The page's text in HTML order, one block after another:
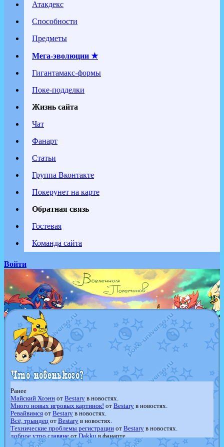
Атакдекс
Способности
Предметы
Мега-эволюции ★
Гигантамакс-формы
Поке-подделки
Жизнь сайта
Чат
Фанарт
Статьи
Группа Вконтакте
Покерунет на карте
Обратная связь
Гостевая
Команда сайта
Войти
Ранее
Майский Хоэннот Bestaryв новостях.
Много новых игровых картинок! от Bestaryв новостях.
Ревайвимсяот Bestaryв новостях.
Всё, трындецот Bestaryв новостях.
Технические проблемы регистрацииот Bestaryв новостях.
доброе утро славянеот Dakku в фанарте.
Йолда и Мимикью отMavisNyanCatв фанарте.